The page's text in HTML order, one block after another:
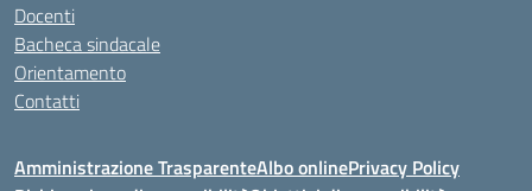
Docenti
Bacheca sindacale
Orientamento
Contatti
Amministrazione TrasparenteAlbo onlinePrivacy Policy